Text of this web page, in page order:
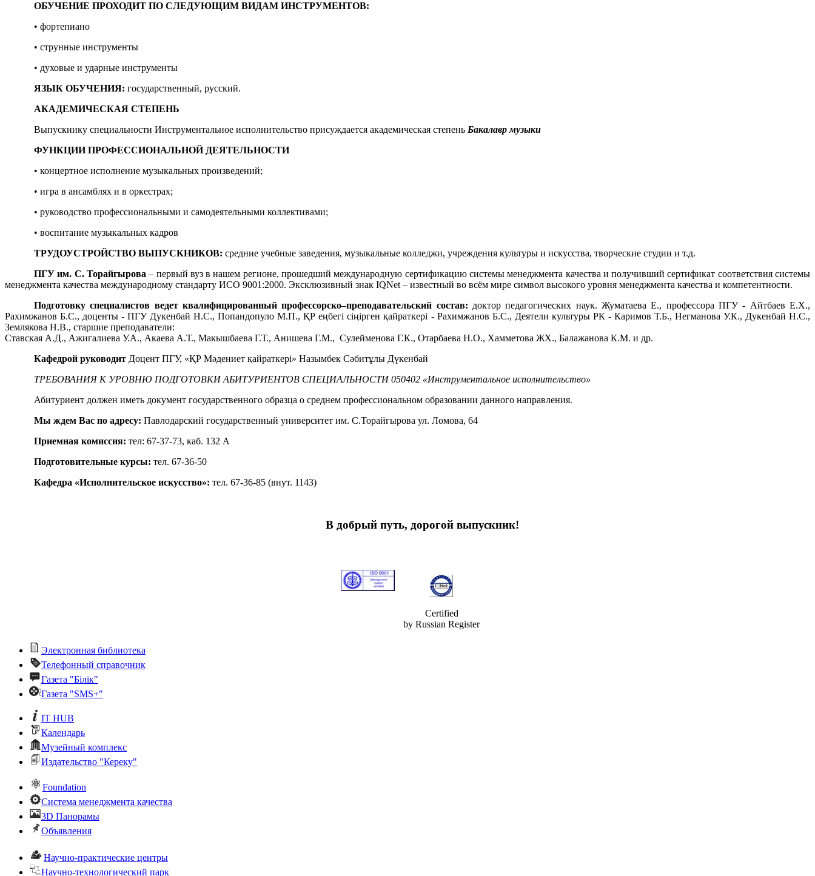
ОБУЧЕНИЕ ПРОХОДИТ ПО СЛЕДУЮЩИМ ВИДАМ ИНСТРУМЕНТОВ:
• фортепиано
• струнные инструменты
• духовые и ударные инструменты
ЯЗЫК ОБУЧЕНИЯ: государственный, русский.
АКАДЕМИЧЕСКАЯ СТЕПЕНЬ
Выпускнику специальности Инструментальное исполнительство присуждается академическая степень Бакалавр музыки
ФУНКЦИИ ПРОФЕССИОНАЛЬНОЙ ДЕЯТЕЛЬНОСТИ
• концертное исполнение музыкальных произведений;
• игра в ансамблях и в оркестрах;
• руководство профессиональными и самодеятельными коллективами;
• воспитание музыкальных кадров
ТРУДОУСТРОЙСТВО ВЫПУСКНИКОВ: средние учебные заведения, музыкальные колледжи, учреждения культуры и искусства, творческие студии и т.д.
ПГУ им. С. Торайгырова – первый вуз в нашем регионе, прошедший международную сертификацию системы менеджмента качества и получивший сертификат соответствия системы
менеджмента качества международному стандарту ИСО 9001:2000. Эксклюзивный знак IQNet – известный во всём мире символ высокого уровня менеджмента качества и компетентности.
Подготовку специалистов ведет квалифицированный профессорско–преподавательский состав: доктор педагогических наук. Жуматаева Е., профессора ПГУ - Айтбаев Е.Х.,
Рахимжанов Б.С., доценты - ПГУ Дукенбай Н.С., Попандопуло М.П., ҚР еңбегі сіңірген қайраткері - Рахимжанов Б.С., Деятели культуры РК - Каримов Т.Б., Негманова У.К., Дукенбай Н.С.,
Землякова Н.В., старшие преподаватели:
Ставская А.Д., Ажигалиева У.А., Акаева А.Т., Макышбаева Г.Т., Анишева Г.М., Сулейменова Г.К., Отарбаева Н.О., Хамметова ЖХ., Балажанова К.М. и др.
Кафедрой руководит Доцент ПГУ, «ҚР Мәдениет қайраткері» Назымбек Сәбитұлы Дүкенбай
ТРЕБОВАНИЯ К УРОВНЮ ПОДГОТОВКИ АБИТУРИЕНТОВ СПЕЦИАЛЬНОСТИ 050402 «Инструментальное исполнительство»
Абитуриент должен иметь документ государственного образца о среднем профессиональном образовании данного направления.
Мы ждем Вас по адресу: Павлодарский государственный университет им. С.Торайгырова ул. Ломова, 64
Приемная комиссия: тел: 67-37-73, каб. 132 А
Подготовительные курсы: тел. 67-36-50
Кафедра «Исполнительское искусство»: тел. 67-36-85 (внут. 1143)
В добрый путь, дорогой выпускник!
Certified
by Russian Register
Электронная библиотека
Телефонный справочник
Газета "Білік"
Газета "SMS+"
IT HUB
Календарь
Музейный комплекс
Издательство "Кереку"
Foundation
Система менеджмента качества
3D Панорамы
Объявления
Научно-практические центры
Научно-технологический парк